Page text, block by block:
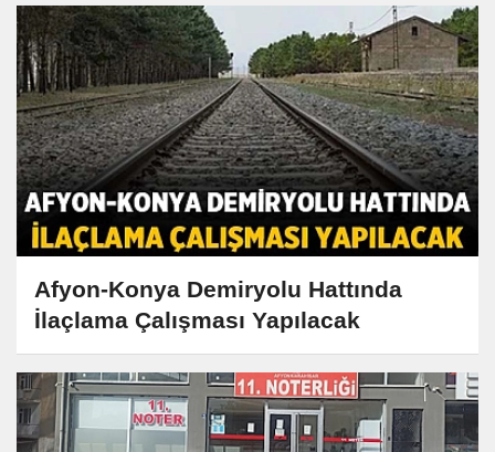
Afyon-Konya Demiryolu Hattında
İlaçlama Çalışması Yapılacak